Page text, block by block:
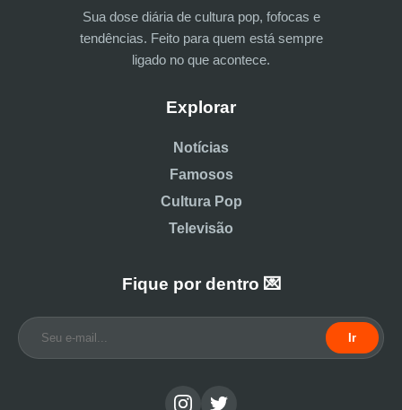
Sua dose diária de cultura pop, fofocas e
tendências. Feito para quem está sempre
ligado no que acontece.
Explorar
Notícias
Famosos
Cultura Pop
Televisão
Fique por dentro 💌
Ir